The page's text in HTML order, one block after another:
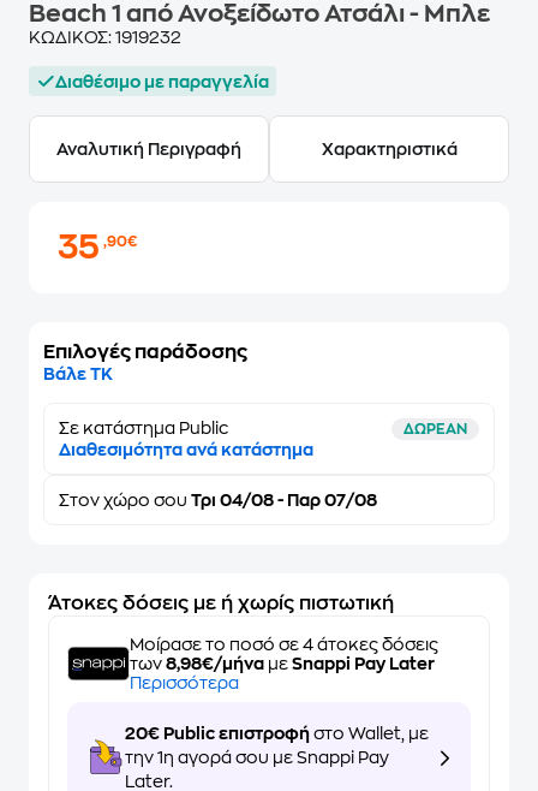
Beach 1 από Ανοξείδωτο Ατσάλι - Μπλε
ΚΩΔΙΚΟΣ: 1919232
Διαθέσιμο με παραγγελία
Αναλυτική Περιγραφή Χαρακτηριστικά
35,90€
Επιλογές παράδοσης
Βάλε ΤΚ
Σε κατάστημα Public ΔΩΡΕΑΝ
Διαθεσιμότητα ανά κατάστημα
Στον χώρο σου Τρι 04/08 - Παρ 07/08
Άτοκες δόσεις με ή χωρίς πιστωτική
Μοίρασε το ποσό σε 4 άτοκες δόσεις
των 8,98€/μήνα με Snappi Pay Later
Περισσότερα
20€ Public επιστροφή στο Wallet, με
την 1η αγορά σου με Snappi Pay
Later.